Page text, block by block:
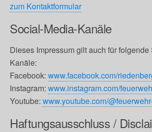
zum Kontaktformular
Social‐Media‐Kanäle
Dieses Impressum gilt auch für folgende
Kanäle:
Facebook: www.facebook.com/
Instagram: www.instagram.com/
Youtube: www.youtube.com/
Haftungsausschluss /